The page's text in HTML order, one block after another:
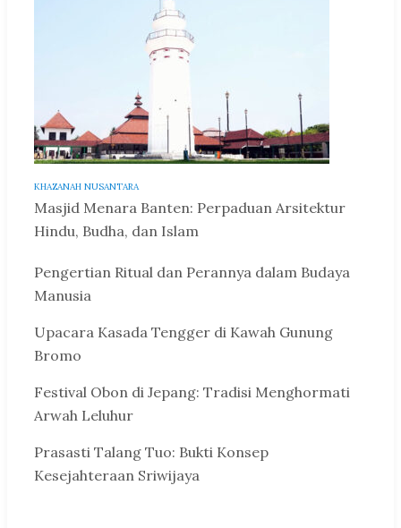
KHAZANAH NUSANTARA
Masjid Menara Banten: Perpaduan Arsitektur
Hindu, Budha, dan Islam
Pengertian Ritual dan Perannya dalam Budaya
Manusia
Upacara Kasada Tengger di Kawah Gunung
Bromo
Festival Obon di Jepang: Tradisi Menghormati
Arwah Leluhur
Prasasti Talang Tuo: Bukti Konsep
Kesejahteraan Sriwijaya